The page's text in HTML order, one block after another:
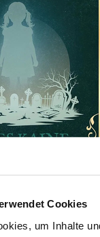
Cookies
um Inhalte
Kinder